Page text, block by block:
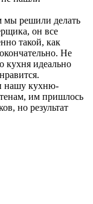
мы решили делать
он все
такой, как
Не
кухня идеально
нашу кухню-
им пришлось
но результат